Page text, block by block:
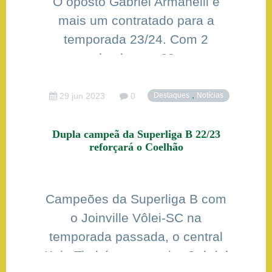
mais um contratado para a
temporada 23/24. Com 2
metros de altura e 23 anos, o
defendeu o Coelhão em
anunciado nesta quinta-feira
(29) pelo clube. Armanelli tem
Conde Volei São José-SP e, por
29 jun 2023 0 Destaques, Notícias
Dupla campeã da Superliga B 22/23
reforçará o Coelhão
Campeões da Superliga B com
o Joinville Vôlei-SC na
temporada passada, o central
Kaio Timbó e o ponteiro Gabriel